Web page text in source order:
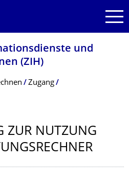
und
(ZIH)
Zugang
ZUR NUTZUNG